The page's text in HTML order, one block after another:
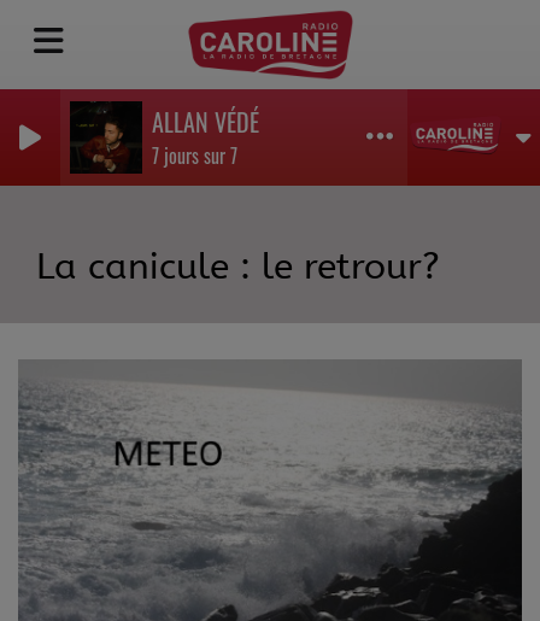
ALLAN VÉDÉ
7 jours sur 7
La canicule : le retrour?